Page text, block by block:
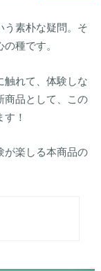
う素朴な疑問。そ
種です。
触れて、体験しな
商品として、この
！
が楽しる本商品の